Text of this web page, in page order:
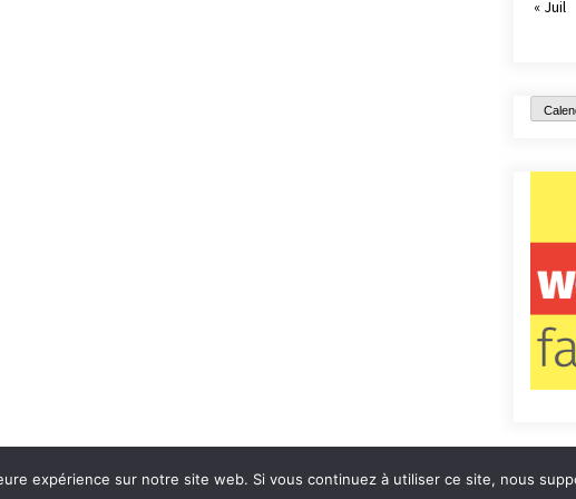
« Juil
Contact
expérience sur notre site web. Si vous continuez à utiliser ce site, nous